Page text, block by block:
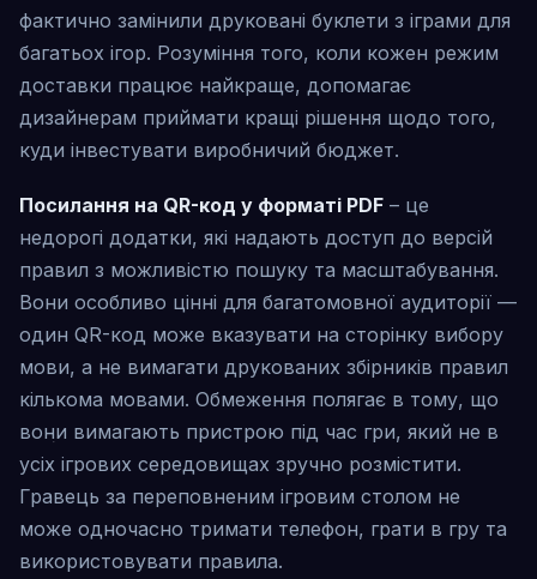
фактично замінили друковані буклети з іграми для
багатьох ігор. Розуміння того, коли кожен режим
доставки працює найкраще, допомагає
дизайнерам приймати кращі рішення щодо того,
куди інвестувати виробничий бюджет.
Посилання на QR-код у форматі PDF – це
недорогі додатки, які надають доступ до версій
правил з можливістю пошуку та масштабування.
Вони особливо цінні для багатомовної аудиторії —
один QR-код може вказувати на сторінку вибору
мови, а не вимагати друкованих збірників правил
кількома мовами. Обмеження полягає в тому, що
вони вимагають пристрою під час гри, який не в
усіх ігрових середовищах зручно розмістити.
Гравець за переповненим ігровим столом не
може одночасно тримати телефон, грати в гру та
використовувати правила.